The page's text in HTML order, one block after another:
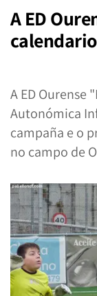
A ED
calendario
A ED Ourense
Autonómica
campaña e o
no campo de